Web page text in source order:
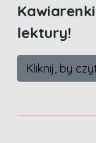
lektury!
Kliknij, by